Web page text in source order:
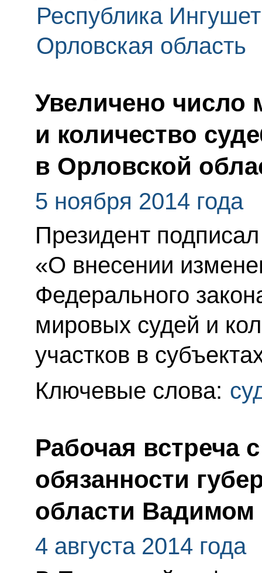
Республика
Орловская область
Увеличено число
и количество
в Орловской
5 ноября 2014 года
Президент
«О внесении
Федерального
мировых судей и
участков в
Ключевые слова:
Рабочая встреча
обязанности
области Вадимом
4 августа 2014 года